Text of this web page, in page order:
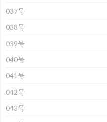
037号
038号
039号
040号
041号
042号
043号